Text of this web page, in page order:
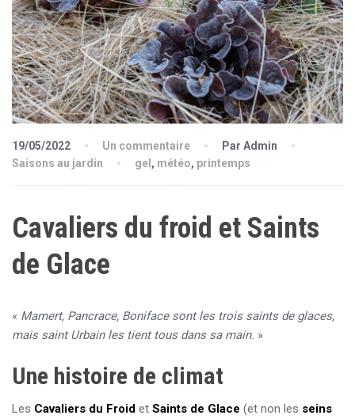
19/05/2022 Un commentaire
Par Admin
Saisons au jardin
gel , météo, printemps
Cavaliers du froid et Saints
de Glace
« Mamert, Pancrace, Boniface sont les trois saints de glaces,
mais saint Urbain les tient tous dans sa main. »
Une histoire de climat
Les Cavaliers du Froid et Saints de Glace (et non les seins